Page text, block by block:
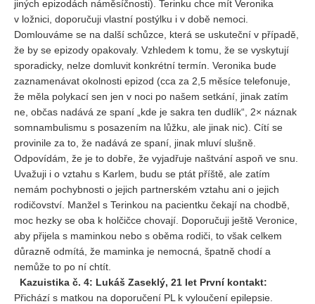
jiných epizodách náměsíčnosti). Terinku chce mít Veronika
v ložnici, doporučuji vlastní postýlku i v době nemoci.
Domlouváme se na další schůzce, která se uskuteční v případě,
že by se epizody opakovaly. Vzhledem k tomu, že se vyskytují
sporadicky, nelze domluvit konkrétní termín. Veronika bude
zaznamenávat okolnosti epizod (cca za 2,5 měsíce telefonuje,
že měla polykací sen jen v noci po našem setkání, jinak zatím
ne, občas nadává ze spaní „kde je sakra ten dudlík“, 2× náznak
somnambulismu s posazením na lůžku, ale jinak nic). Cítí se
provinile za to, že nadává ze spaní, jinak mluví slušně.
Odpovídám, že je to dobře, že vyjadřuje naštvání aspoň ve snu.
Uvažuji i o vztahu s Karlem, budu se ptát příště, ale zatím
nemám pochybnosti o jejich partnerském vztahu ani o jejich
rodičovství. Manžel s Terinkou na pacientku čekají na chodbě,
moc hezky se oba k holčičce chovají. Doporučuji ještě Veronice,
aby přijela s maminkou nebo s oběma rodiči, to však celkem
důrazně odmítá, že maminka je nemocná, špatně chodí a
nemůže to po ní chtít.
Kazuistika č. 4: Lukáš Zaseklý, 21 let První kontakt:
Přichází s matkou na doporučení PL k vyloučení epilepsie.